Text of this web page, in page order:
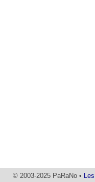
© 2003-2025 PaRaNo •